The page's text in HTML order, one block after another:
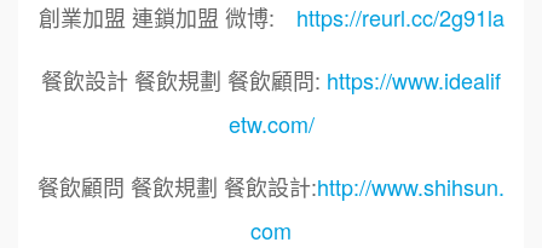
創業加盟 連鎖加盟 微博: https://reurl.cc/2g91la
餐飲設計 餐飲規劃 餐飲顧問: https://www.idealif
etw.com/
餐飲顧問 餐飲規劃 餐飲設計:http://www.shihsun.
com